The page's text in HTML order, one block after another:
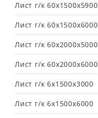
Лист г/к 60х1500х5900
Лист г/к 60х1500х6000
Лист г/к 60х2000х5000
Лист г/к 60х2000х6000
Лист г/к 6х1500х3000
Лист г/к 6х1500х6000